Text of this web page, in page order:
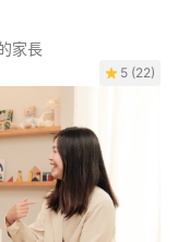
家長
5 (22)